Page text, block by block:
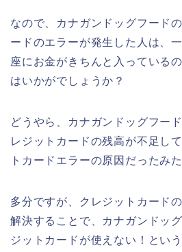
なので、カナガンドッグフード
ードのエラーが発生した人は、
座にお金がきちんと入っている
はいかがでしょうか？
どうやら、カナガンドッグフー
レジットカードの残高が不足し
トカードエラーの原因だったみた
多分ですが、クレジットカード
解決することで、カナガンドッ
ジットカードが使えない！とい